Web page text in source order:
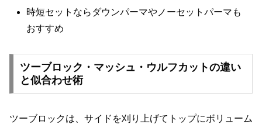
時短セットならダウンパーマやノーセットパーマも
おすすめ
ツーブロック・マッシュ・ウルフカットの違い
と似合わせ術
ツーブロックは、サイドを刈り上げてトップにボリューム